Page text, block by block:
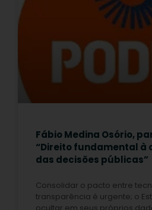
Fábio Medina Osório,
“Direito fundamental à
das decisões públicas”
Consolidar o pacto entre
transparência é urgente; o
ocultar em seus próprios